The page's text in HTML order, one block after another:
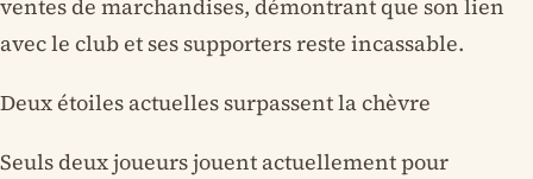
ventes de marchandises, démontrant que son lien
avec le club et ses supporters reste incassable.
Deux étoiles actuelles surpassent la chèvre
Seuls deux joueurs jouent actuellement pour